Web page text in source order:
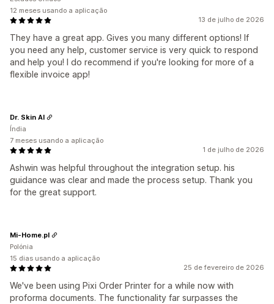
13 de julho de 2026
They have a great app. Gives you many different options! If
you need any help, customer service is very quick to respond
and help you! I do recommend if you're looking for more of a
flexible invoice app!
12 meses usando a aplicação
1 de julho de 2026
Ashwin was helpful throughout the integration setup. his
guidance was clear and made the process setup. Thank you
for the great support.
Dr. Skin AI
Índia
7 meses usando a aplicação
25 de fevereiro de 2026
We've been using Pixi Order Printer for a while now with
proforma documents. The functionality far surpasses the
Mi-Home.pl
Polónia
15 dias usando a aplicação